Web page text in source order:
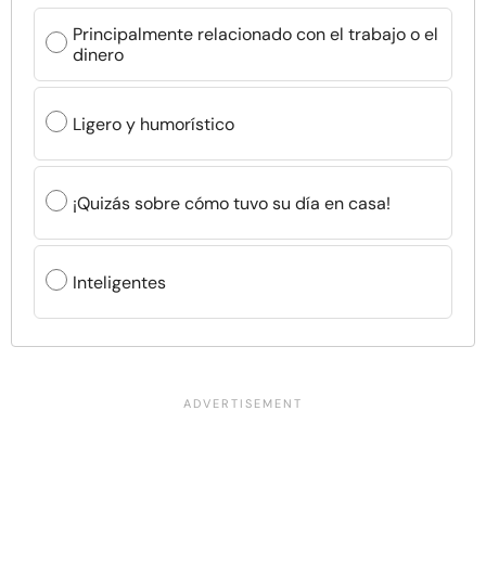
Principalmente relacionado con el trabajo o el
dinero
Ligero y humorístico
¡Quizás sobre cómo tuvo su día en casa!
Inteligentes